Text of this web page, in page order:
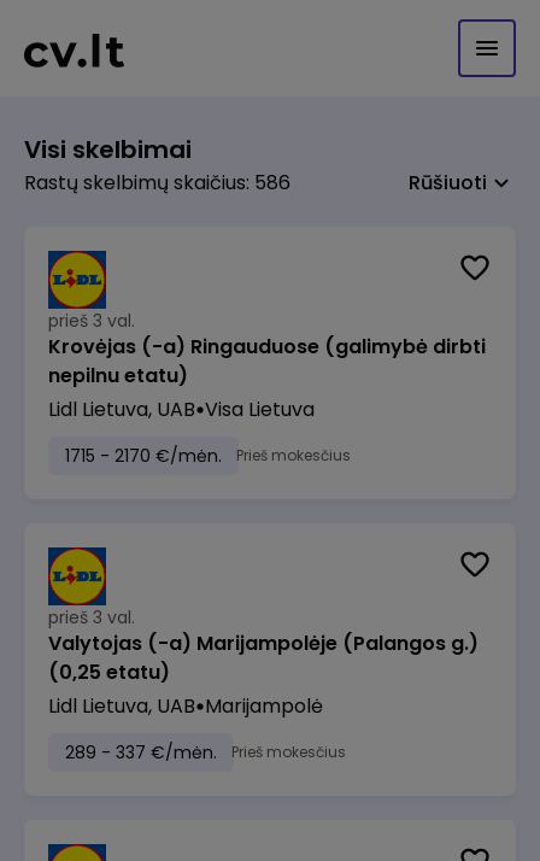
Visi skelbimai
Rastų skelbimų skaičius: 586 Rūšiuoti
prieš 3 val.
Krovėjas (-a) Ringauduose (galimybė dirbti
nepilnu etatu)
Lidl Lietuva, UAB Visa Lietuva
1715 - 2170 €/mėn. Prieš mokesčius
prieš 3 val.
Valytojas (-a) Marijampolėje (Palangos g.)
(0,25 etatu)
Lidl Lietuva, UAB Marijampolė
289 - 337 €/mėn. Prieš mokesčius